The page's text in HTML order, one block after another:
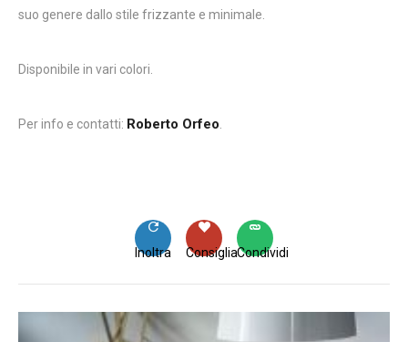
suo genere dallo stile frizzante e minimale.
Disponibile in vari colori.
Per info e contatti: Roberto Orfeo.
Condividi
Consiglia
Inoltra